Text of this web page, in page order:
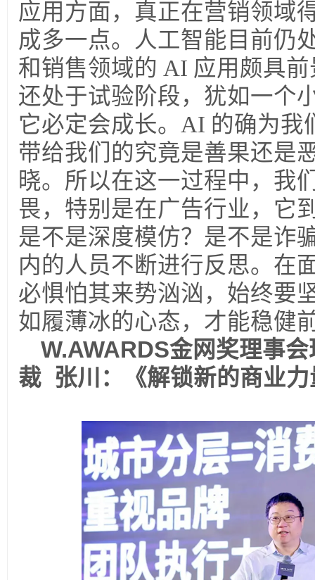
应用方面，真正在营销领域
成多一点。人工智能目前仍
和销售领域的 AI 应用颇具
还处于试验阶段，犹如一个
它必定会成长。AI 的确为我
带给我们的究竟是善果还是
晓。所以在这一过程中，我
畏，特别是在广告行业，它
是不是深度模仿？是不是诈
内的人员不断进行反思。在
必惧怕其来势汹汹，始终要
如履薄冰的心态，才能稳健
W.AWARDS金网奖理事
裁 张川：《解锁新的商业